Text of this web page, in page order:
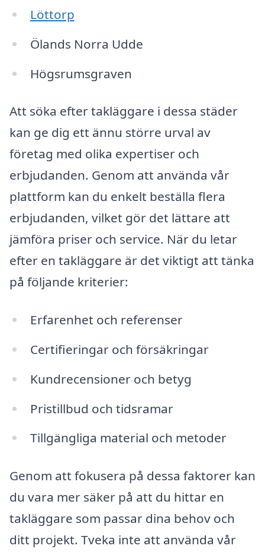
Löttorp
Ölands Norra Udde
Högsrumsgraven
Att söka efter takläggare i dessa städer
kan ge dig ett ännu större urval av
företag med olika expertiser och
erbjudanden. Genom att använda vår
plattform kan du enkelt beställa flera
erbjudanden, vilket gör det lättare att
jämföra priser och service. När du letar
efter en takläggare är det viktigt att tänka
på följande kriterier:
Erfarenhet och referenser
Certifieringar och försäkringar
Kundrecensioner och betyg
Pristillbud och tidsramar
Tillgängliga material och metoder
Genom att fokusera på dessa faktorer kan
du vara mer säker på att du hittar en
takläggare som passar dina behov och
ditt projekt. Tveka inte att använda vår